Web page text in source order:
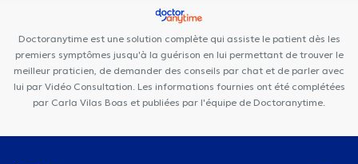
NeuroVP Bornem
Doctoranytime est une solution complète qui assiste le patient dès les
premiers symptômes jusqu'à la guérison en lui permettant de trouver le
meilleur praticien, de demander des conseils par chat et de parler avec
lui par Vidéo Consultation. Les informations fournies ont été complétées
par Carla Vilas Boas et publiées par l'équipe de Doctoranytime.